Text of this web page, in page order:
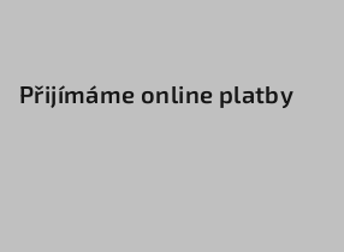
Přijímáme online platby